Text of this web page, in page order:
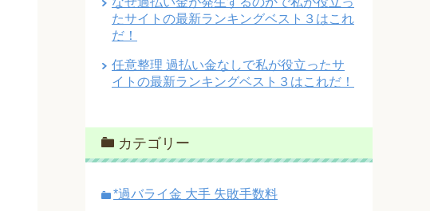
たサイトの最新ランキングベスト３はこれ
だ！
任意整理 過払い金なしで私が役立ったサ
イトの最新ランキングベスト３はこれだ！
カテゴリー
*過バライ金 大手 失敗手数料